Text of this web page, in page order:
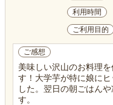
利用時間
ご利用目的
ご感想
美味しい沢山のお料理
す！大学芋が特に娘に
した。翌日の朝ごはん
す。